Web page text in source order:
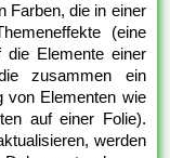
Farben, die in einer
(eine
die Elemente einer
zusammen ein
von Elementen wie
auf einer Folie).
werden